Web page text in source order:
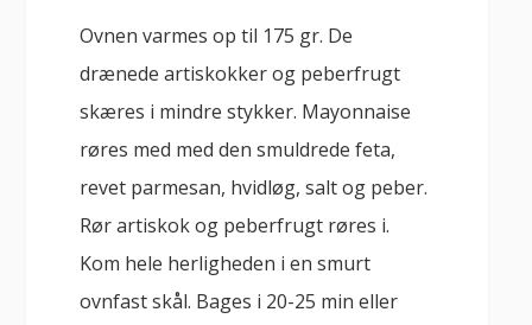
Ovnen varmes op til 175 gr. De
drænede artiskokker og peberfrugt
skæres i mindre stykker. Mayonnaise
røres med med den smuldrede feta,
revet parmesan, hvidløg, salt og peber.
Rør artiskok og peberfrugt røres i.
Kom hele herligheden i en smurt
ovnfast skål. Bages i 20-25 min eller